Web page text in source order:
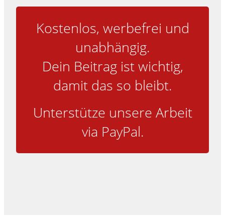
Kostenlos, werbefrei und
unabhängig.
Dein Beitrag ist wichtig,
damit das so bleibt.
Unterstütze unsere Arbeit
via PayPal.